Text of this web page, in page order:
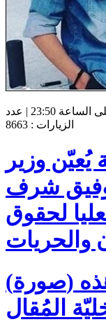
زووم تونيزيا | الاثنين، 23 نوفمبر، 2020 على الساعة 23:50 | عدد
الزيارات : 8663
وزير
توفيق شرف
لحقوق
والحريات
(صورة) المشيشي يُلغي هذه
المُقال